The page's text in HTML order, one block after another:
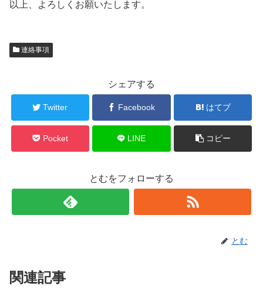
以上、よろしくお願いたします。
連絡事項
シェアする
Twitter Facebook はてブ
Pocket LINE コピー
とむをフォローする
とむ
関連記事